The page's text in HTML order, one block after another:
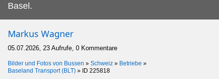
Basel.
Markus Wagner
05.07.2026, 23 Aufrufe, 0 Kommentare
Bilder und Fotos von Bussen » Schweiz » Betriebe »
Baseland Transport (BLT) » ID 225818